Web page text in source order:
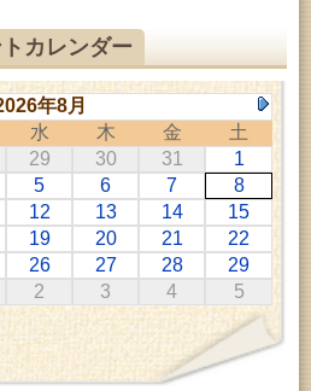
年10月17日 (秋田市)
ートカレッジD講座「防災講
高める～」
年09月05日 (秋田市)
ートカレッジB講座「熟議フ
熟議をつくろう！～」
年09月23日 (仙北市)
然の息吹～
年08月30日 (秋田市)
滅しました。展」
年08月23日 (秋田市)
事業「夏休みは図書館へ行こ
！知りたい！学びたい！をお
料展示）
年09月06日 (美郷町)
加藤明見 森に生きるツキノワ
カレンダー
年8月
水 木 金
土
29 30 31
1
5 6 7
8
12 13 14
15
19 20 21
22
26 27 28
29
2 3 4 5